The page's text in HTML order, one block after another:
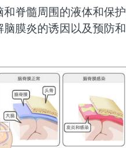
和脊髓周围的液体和保
脑膜炎的诱因以及预防